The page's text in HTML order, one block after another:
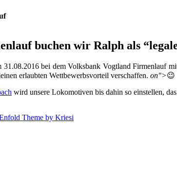
buchen wir Ralph als
31.08.2016 bei dem Volksbank Vogtland Firmenlauf
erlaubten Wettbewerbsvorteil verschaffen. on">😉
wird unsere Lokomotiven bis dahin so einstellen,
Theme by Kriesi